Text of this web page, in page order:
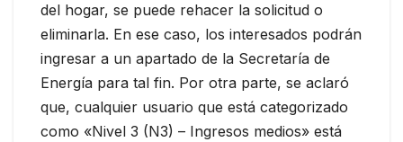
del hogar, se puede rehacer la solicitud o
eliminarla. En ese caso, los interesados podrán
ingresar a un apartado de la Secretaría de
Energía para tal fin. Por otra parte, se aclaró
que, cualquier usuario que está categorizado
como «Nivel 3 (N3) – Ingresos medios» está